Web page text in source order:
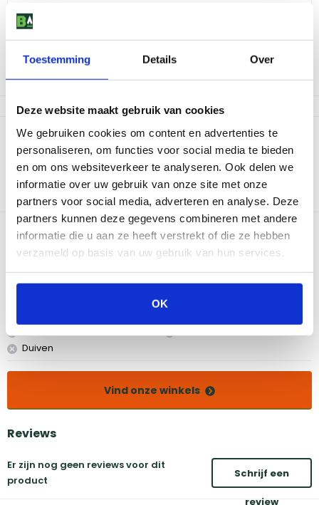
Toestemming Details Over
Deze website maakt gebruik van cookies
We gebruiken cookies om content en advertenties te
personaliseren, om functies voor social media te bieden
en om ons websiteverkeer te analyseren. Ook delen we
informatie over uw gebruik van onze site met onze
partners voor social media, adverteren en analyse. Deze
partners kunnen deze gegevens combineren met andere
informatie die u aan ze heeft verstrekt of die ze hebben
verzameld op basis van uw gebruik van hun services.
OK
Weber Cederhouten portie rookplanken - Set van 4
,99
Niet op voorraad
Productomschrijving
Het grillen van een visfilet op een cederhouten plank maakt een
groot verschil. Een vleugje cederhout zorgt voor een geweldige
rooksmaak en de plank voorkomt dat het delicate gerecht aan
het grillrooster vastplakt. Set van 4 (15 x 11 cm)
Bekijk dit product in onze winkels
Amsterdam
Duiven
Eindhoven
Vind onze winkels
Reviews
Er zijn nog geen reviews voor dit
product
Schrijf een
review